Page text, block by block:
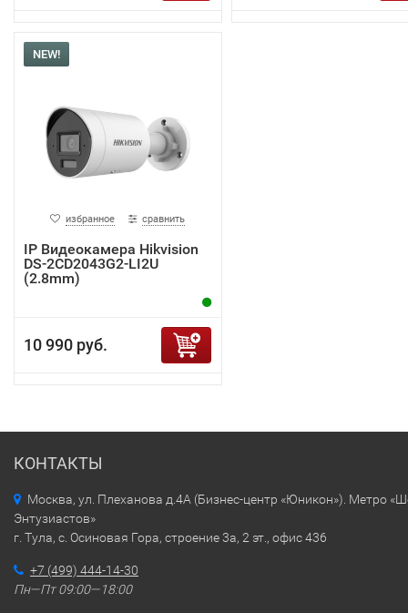
NEW!
избранное сравнить
IP Видеокамера Hikvision
DS-2CD2043G2-LI2U
(2.8mm)
10 990 руб.
КОНТАКТЫ
Москва, ул. Плеханова д.4А (Бизнес-центр «Юникон»). Метро
Энтузиастов»
г. Тула, с. Осиновая Гора, строение 3а, 2 эт., офис 436
+7 (499) 444-14-30
Пн—Пт 09:00—18:00